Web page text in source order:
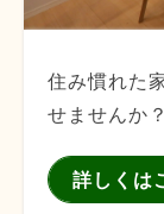
住み慣れた
せませんか？
詳しくは